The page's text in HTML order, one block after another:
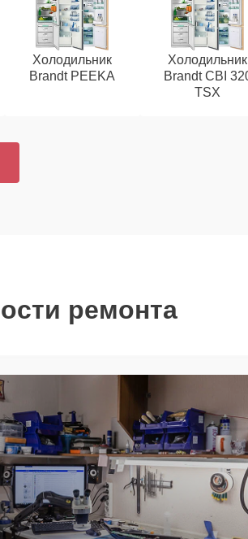
Холодильник
Brandt PEEKA
Холодильник
Brandt CBI
TSX
ремонта